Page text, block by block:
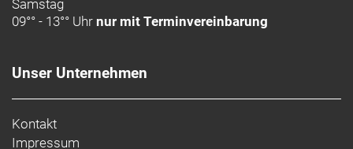
Samstag
09°° - 13°° Uhr nur mit Terminvereinbarung
Unser Unternehmen
Kontakt
Impressum